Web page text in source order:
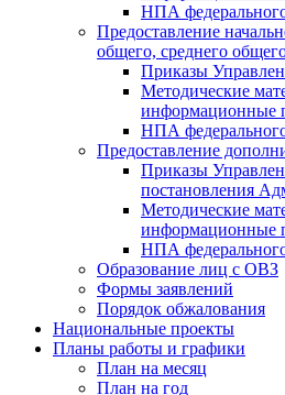
НПА
Предоставление
общего, среднего
Приказы
Методические
информационные
НПА
Предоставление
Приказы
постановления
Методические
информационные
НПА
Образование лиц с ОВЗ
Формы заявлений
Порядок обжалования
Национальные проекты
Планы работы и графики
План на месяц
План на год